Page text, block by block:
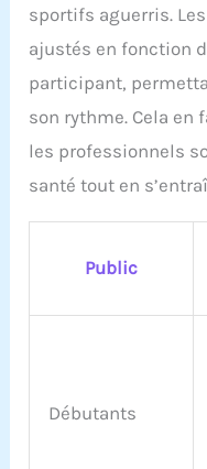
sportifs aguerris.
ajustés en fonction
participant,
son rythme. Cela
les professionnels
santé tout en
Public
Débutants